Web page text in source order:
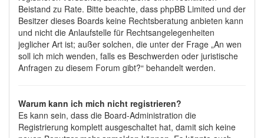
Beistand zu Rate. Bitte beachte, dass phpBB Limited und der
Besitzer dieses Boards keine Rechtsberatung anbieten kann
und nicht die Anlaufstelle für Rechtsangelegenheiten
jeglicher Art ist; außer solchen, die unter der Frage „An wen
soll ich mich wenden, falls es Beschwerden oder juristische
Anfragen zu diesem Forum gibt?“ behandelt werden.
Warum kann ich mich nicht registrieren?
Es kann sein, dass die Board-Administration die
Registrierung komplett ausgeschaltet hat, damit sich keine